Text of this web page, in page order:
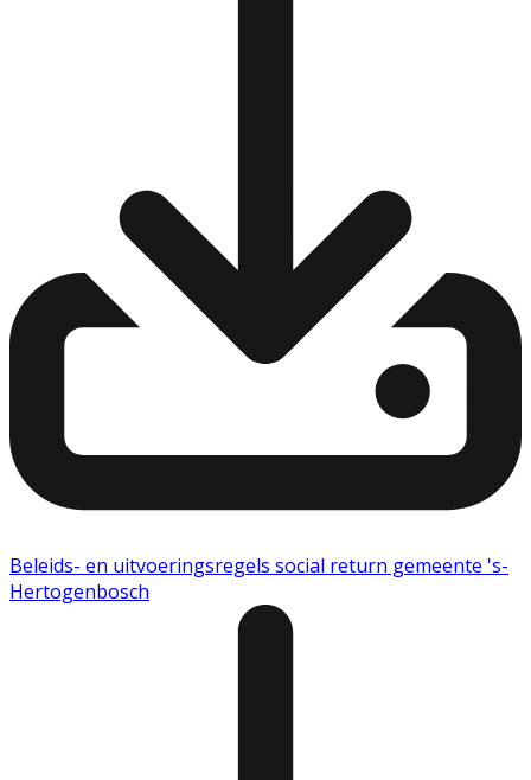
Beleids- en uitvoeringsregels social return gemeente 's-
Hertogenbosch